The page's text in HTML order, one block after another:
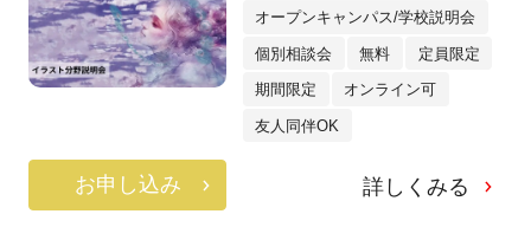
オープンキャンパス/学校説明会
個別相談会 無料 定員限定
期間限定 オンライン可
友人同伴OK
お申し込み 詳しくみる